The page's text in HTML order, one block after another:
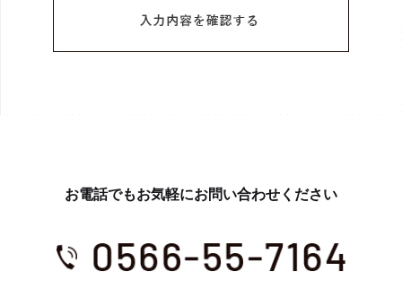
やご購入いただいた商品，ご覧になったページや広告の履歴，ユー
ザーが検索された検索キーワード，ご利用日時，ご利用の方法，ご
利用環境，郵便番号や性別，職業，年齢，ユーザーのIPアドレス，
運転免許証番号などの個人情報をお尋ねすることがあります。ま
広告主，広告配信先などを含みます。以下，｢提携先｣といいま
す。）などから収集することがあります。
お電話でもお気軽にお問い合わせください